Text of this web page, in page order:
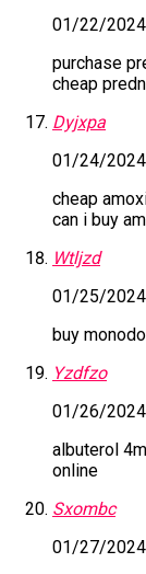
01/22/
purchase
cheap
Dyjxpa
01/24/
cheap
can i buy
Wtljzd
01/25/
buy
Yzdfzo
01/26/
albuterol
online
Sxombc
01/27/